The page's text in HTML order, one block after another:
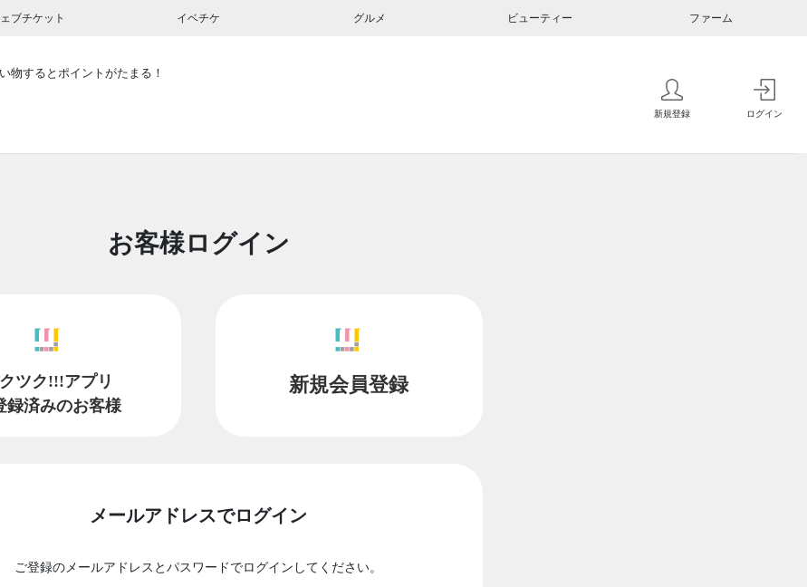
ブチケット イベチケ グルメ ビューティー ファーム
物するとポイントがたまる！
新規登録 ログイン
お客様ログイン
ツク!!!アプリ
録済みのお客様
新規会員登録
メールアドレスでログイン
ご登録のメールアドレスとパスワードでログインしてください。